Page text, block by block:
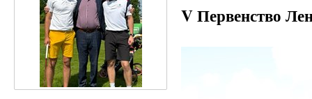
V Первенство